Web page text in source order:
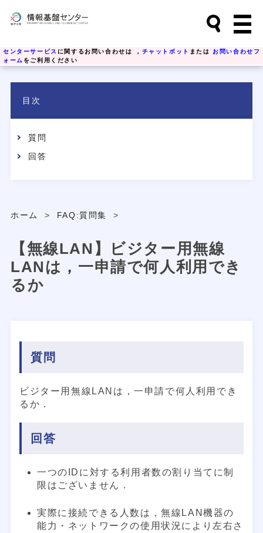
センターサービス に関するお問い合わせは ， チャットボット または お問い合わせフ
ォーム をご利用ください
目次
質問
回答
ホーム > FAQ:質問集 >
【無線LAN】ビジター用無線
LANは，一申請で何人利用でき
るか
質問
ビジター用無線LANは，一申請で何人利用でき
るか．
回答
一つのIDに対する利用者数の割り当てに制
限はございません．
実際に接続できる人数は，無線LAN機器の
能力・ネットワークの使用状況により左右さ